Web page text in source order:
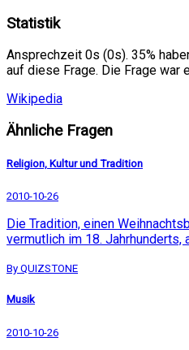
Statistik
Ansprechzeit 0s (0s). 35%
auf diese Frage. Die Frage war
Wikipedia
Ähnliche Fragen
Religion, Kultur und Tradition
2010-10-26
Die Tradition, einen
vermutlich im 18. Jahrhunderts,
By QUIZSTONE
Musik
2010-10-26